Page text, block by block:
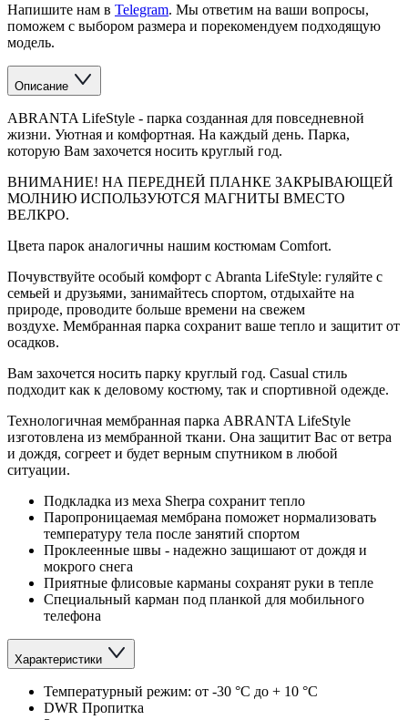
Напишите нам в Telegram. Мы ответим на ваши вопросы,
поможем с выбором размера и порекомендуем подходящую
модель.
Описание
ABRANTA LifeStyle - парка созданная для повседневной
жизни. Уютная и комфортная. На каждый день. Парка,
которую Вам захочется носить круглый год.
ВНИМАНИЕ! НА ПЕРЕДНЕЙ ПЛАНКЕ ЗАКРЫВАЮЩЕЙ
МОЛНИЮ ИСПОЛЬЗУЮТСЯ МАГНИТЫ ВМЕСТО
ВЕЛКРО.
Цвета парок аналогичны нашим костюмам Comfort.
Почувствуйте особый комфорт с Abranta LifeStyle: гуляйте с
семьей и друзьями, занимайтесь спортом, отдыхайте на
природе, проводите больше времени на свежем
воздухе. Мембранная парка сохранит ваше тепло и защитит от
осадков.
Вам захочется носить парку круглый год. Casual стиль
подходит как к деловому костюму, так и спортивной одежде.
Технологичная мембранная парка ABRANTA LifeStyle
изготовлена из мембранной ткани. Она защитит Вас от ветра
и дождя, согреет и будет верным спутником в любой
ситуации.
Подкладка из меха Sherpa сохранит тепло
Паропроницаемая мембрана поможет нормализовать
температуру тела после занятий спортом
Проклеенные швы - надежно защишают от дождя и
мокрого снега
Приятные флисовые карманы сохранят руки в тепле
Специальный карман под планкой для мобильного
телефона
Характеристики
Температурный режим: от -30 °C до + 10 °C
DWR Пропитка